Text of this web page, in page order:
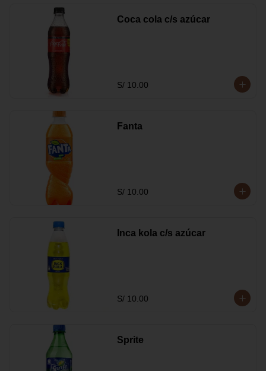
Coca cola c/s azúcar
S/ 10.00
Fanta
S/ 10.00
Inca kola c/s azúcar
S/ 10.00
Sprite